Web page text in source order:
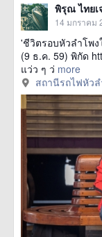
พิรุณ ไทย
14 มกราคม
'ชีวิตรอบหัวลำโพง
(9 ธ.ค. 59) พิกัด
แว่ว ๆ ว่ more
สถานีรถไฟหัวล